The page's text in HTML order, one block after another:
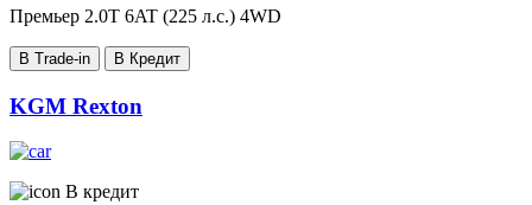
Премьер 2.0T 6AT (225 л.с.) 4WD
В Trade-in В Кредит
KGM Rexton
В кредит